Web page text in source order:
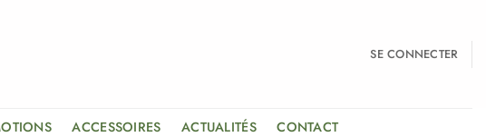
SE CONNECTER
ACCESSOIRES ACTUALITÉS CONTACT